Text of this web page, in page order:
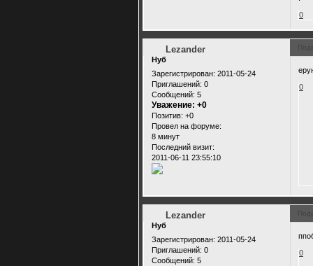
0
Lezander
Нуб
Зарегистрирован: 2011-05-24
Приглашений: 0
Сообщений: 5
Уважение: +0
Позитив: +0
Провел на форуме:
8 минут
Последний визит:
2011-06-11 23:55:10
0
Lezander
Нуб
Зарегистрирован: 2011-05-24
Приглашений: 0
Сообщений: 5
0